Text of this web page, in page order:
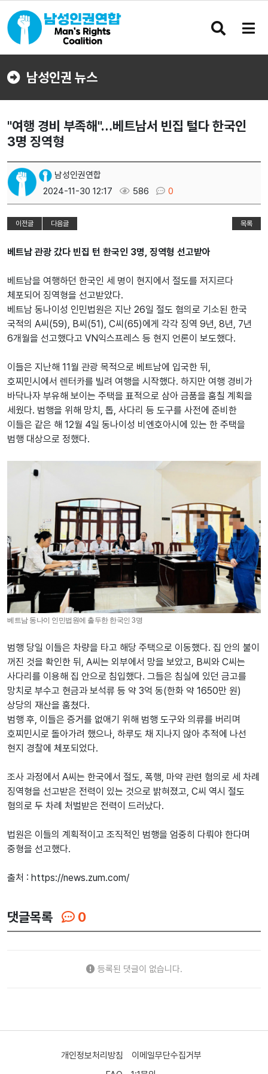
검
버
메
버
남성인권 뉴스
"여행 경비 부족해"…베트남서 빈집 털다 한국인
3명 징역형
남성인권연합
2024-11-30 12:17
586 0
이전글 다음글 목록
베트남 관광 갔다 빈집 턴 한국인 3명, 징역형 선고받아
베트남을 여행하던 한국인 세 명이 현지에서 절도를 저지르다
체포되어 징역형을 선고받았다.
베트남 동나이성 인민법원은 지난 26일 절도 혐의로 기소된 한국
국적의 A씨(59), B씨(51), C씨(65)에게 각각 징역 9년, 8년, 7년
6개월을 선고했다고 VN익스프레스 등 현지 언론이 보도했다.
이들은 지난해 11월 관광 목적으로 베트남에 입국한 뒤,
호찌민시에서 렌터카를 빌려 여행을 시작했다. 하지만 여행 경비가
바닥나자 부유해 보이는 주택을 표적으로 삼아 금품을 훔칠 계획을
세웠다. 범행을 위해 망치, 톱, 사다리 등 도구를 사전에 준비한
이들은 같은 해 12월 4일 동나이성 비엔호아시에 있는 한 주택을
범행 대상으로 정했다.
베트남 동나이 인민법원에 출두한 한국인 3명
범행 당일 이들은 차량을 타고 해당 주택으로 이동했다. 집 안의 불이
꺼진 것을 확인한 뒤, A씨는 외부에서 망을 보았고, B씨와 C씨는
사다리를 이용해 집 안으로 침입했다. 그들은 침실에 있던 금고를
망치로 부수고 현금과 보석류 등 약 3억 동(한화 약 1650만 원)
상당의 재산을 훔쳤다.
범행 후, 이들은 증거를 없애기 위해 범행 도구와 의류를 버리며
호찌민시로 돌아가려 했으나, 하루도 채 지나지 않아 추적에 나선
현지 경찰에 체포되었다.
조사 과정에서 A씨는 한국에서 절도, 폭행, 마약 관련 혐의로 세 차례
징역형을 선고받은 전력이 있는 것으로 밝혀졌고, C씨 역시 절도
혐의로 두 차례 처벌받은 전력이 드러났다.
법원은 이들의 계획적이고 조직적인 범행을 엄중히 다뤄야 한다며
중형을 선고했다.
출처 : https://news.zum.com/
댓글목록 0
등록된 댓글이 없습니다.
개인정보처리방침
이메일무단수집거부